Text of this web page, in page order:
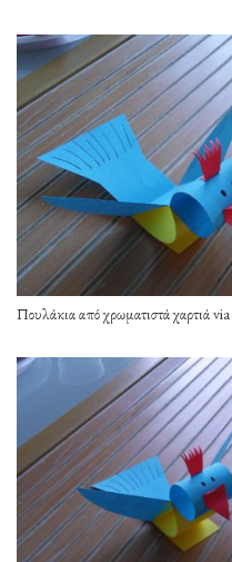
Πουλάκια από χρωματιστά χαρτιά via